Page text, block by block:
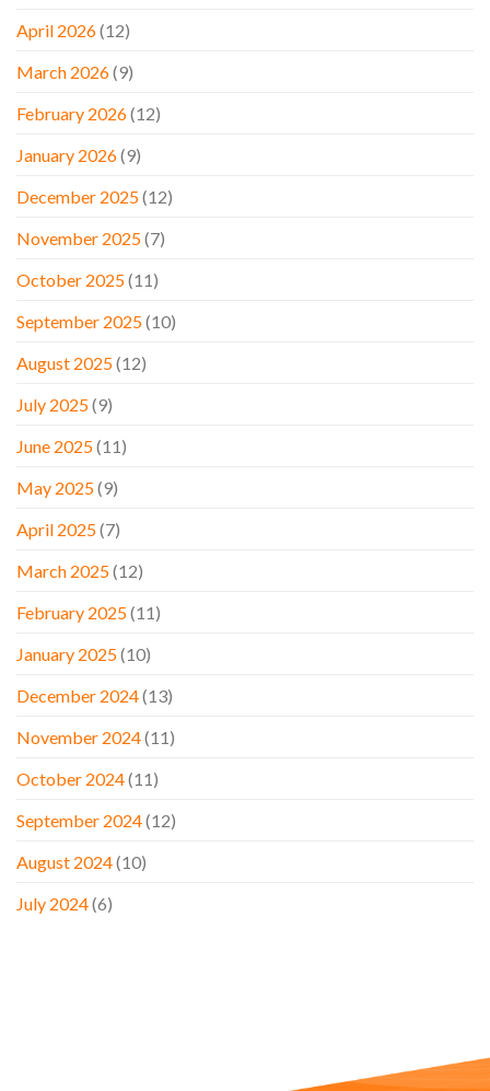
April 2026(12)
March 2026(9)
February 2026(12)
January 2026(9)
December 2025(12)
November 2025(7)
October 2025(11)
September 2025(10)
August 2025(12)
July 2025(9)
June 2025(11)
May 2025(9)
April 2025(7)
March 2025(12)
February 2025(11)
January 2025(10)
December 2024(13)
November 2024(11)
October 2024(11)
September 2024(12)
August 2024(10)
July 2024(6)